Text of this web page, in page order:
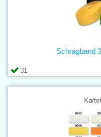
31
Schrägband